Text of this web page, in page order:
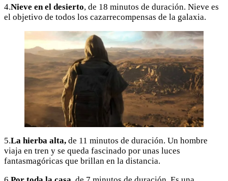
4.Nieve en el desierto, de 18 minutos de duración. Nieve es
el objetivo de todos los cazarrecompensas de la galaxia.
5.La hierba alta, de 11 minutos de duración. Un hombre
viaja en tren y se queda fascinado por unas luces
fantasmagóricas que brillan en la distancia.